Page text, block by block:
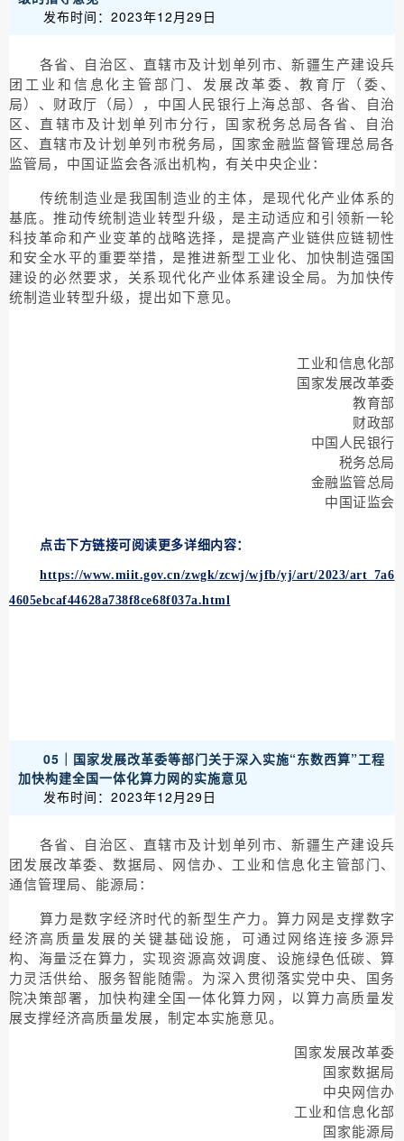
发布时间：2023年12月29日
各省、自治区、直辖市及计划单列市、新疆生产建设兵
团工业和信息化主管部门、发展改革委、教育厅（委、
局）、财政厅（局），中国人民银行上海总部、各省、自治
区、直辖市及计划单列市分行，国家税务总局各省、自治
区、直辖市及计划单列市税务局，国家金融监督管理总局各
监管局，中国证监会各派出机构，有关中央企业：
传统制造业是我国制造业的主体，是现代化产业体系的
基底。推动传统制造业转型升级，是主动适应和引领新一轮
科技革命和产业变革的战略选择，是提高产业链供应链韧性
和安全水平的重要举措，是推进新型工业化、加快制造强国
建设的必然要求，关系现代化产业体系建设全局。为加快传
统制造业转型升级，提出如下意见。
工业和信息化部
国家发展改革委
教育部
财政部
中国人民银行
税务总局
金融监管总局
中国证监会
点击下方链接可阅读更多详细内容：
https://www.miit.gov.cn/zwgk/zcwj/wjfb/yj/art/2023/art_7a6
4605ebcaf44628a738f8ce68f037a.html
05｜国家发展改革委等部门关于深入实施“东数西算”工程
加快构建全国一体化算力网的实施意见
发布时间：2023年12月29日
各省、自治区、直辖市及计划单列市、新疆生产建设兵
团发展改革委、数据局、网信办、工业和信息化主管部门、
通信管理局、能源局：
算力是数字经济时代的新型生产力。算力网是支撑数字
经济高质量发展的关键基础设施，可通过网络连接多源异
构、海量泛在算力，实现资源高效调度、设施绿色低碳、算
力灵活供给、服务智能随需。为深入贯彻落实党中央、国务
院决策部署，加快构建全国一体化算力网，以算力高质量发
展支撑经济高质量发展，制定本实施意见。
国家发展改革委
国家数据局
中央网信办
工业和信息化部
国家能源局